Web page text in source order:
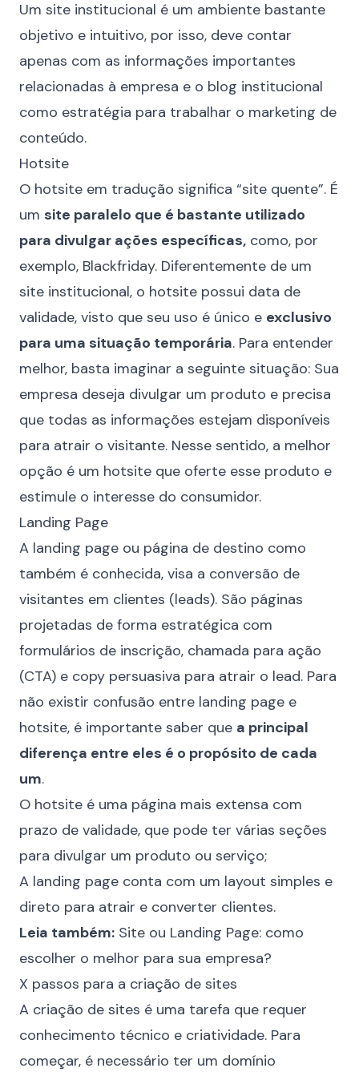
Um site institucional é um ambiente bastante
objetivo e intuitivo, por isso, deve contar
apenas com as informações importantes
relacionadas à empresa e o blog institucional
como estratégia para trabalhar o marketing de
conteúdo.
Hotsite
O hotsite em tradução significa “site quente”. É
um site paralelo que é bastante utilizado
para divulgar ações específicas, como, por
exemplo, Blackfriday. Diferentemente de um
site institucional, o hotsite possui data de
validade, visto que seu uso é único e exclusivo
para uma situação temporária. Para entender
melhor, basta imaginar a seguinte situação: Sua
empresa deseja divulgar um produto e precisa
que todas as informações estejam disponíveis
para atrair o visitante. Nesse sentido, a melhor
opção é um hotsite que oferte esse produto e
estimule o interesse do consumidor.
Landing Page
A landing page ou página de destino como
também é conhecida, visa a conversão de
visitantes em clientes (leads). São páginas
projetadas de forma estratégica com
formulários de inscrição, chamada para ação
(CTA) e copy persuasiva para atrair o lead. Para
não existir confusão entre landing page e
hotsite, é importante saber que a principal
diferença entre eles é o propósito de cada
um.
O hotsite é uma página mais extensa com
prazo de validade, que pode ter várias seções
para divulgar um produto ou serviço;
A landing page conta com um layout simples e
direto para atrair e converter clientes.
Leia também: Site ou Landing Page: como
escolher o melhor para sua empresa?
X passos para a criação de sites
A criação de sites é uma tarefa que requer
conhecimento técnico e criatividade. Para
começar, é necessário ter um domínio